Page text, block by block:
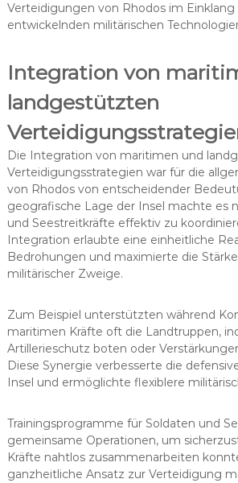
Verteidigungen von Rhodos im
entwickelnden militärischen
Integration von
landgestützten
Die Integration von maritimen und
Verteidigungsstrategien war für die
von Rhodos von entscheidender
geografische Lage der Insel machte es
und Seestreitkräfte effektiv zu
Integration erlaubte eine einheitliche
Bedrohungen und maximierte die
militärischer Zweige.
Zum Beispiel unterstützten während
maritimen Kräfte oft die Landtruppen,
Artillerieschutz boten oder
Diese Synergie verbesserte die
Insel und ermöglichte flexiblere
Trainingsprogramme für Soldaten und
gemeinsame Operationen, um
Kräfte nahtlos zusammenarbeiten
ganzheitliche Ansatz zur Verteidigung